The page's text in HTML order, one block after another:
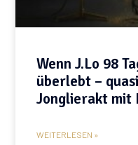
Wenn J.Lo 98
überlebt –
Jonglierakt mit
WEITERLESEN »